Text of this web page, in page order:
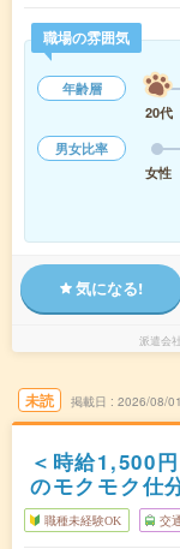
職場の雰囲気
年齢層
20代
男女比率
女性
気になる!
派遣会社
未読 掲載日 2026/08/01
＜時給1,500
のモクモク仕
職種未経験OK 交